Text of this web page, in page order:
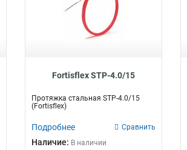
Fortisflex STP-4.0/15
Протяжка стальная STP-4.0/15
(Fortisflex)
Подробнее Сравнить
Наличие: В наличии